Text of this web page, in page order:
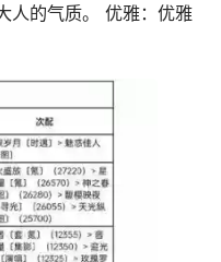
人的气质。 优雅：优雅